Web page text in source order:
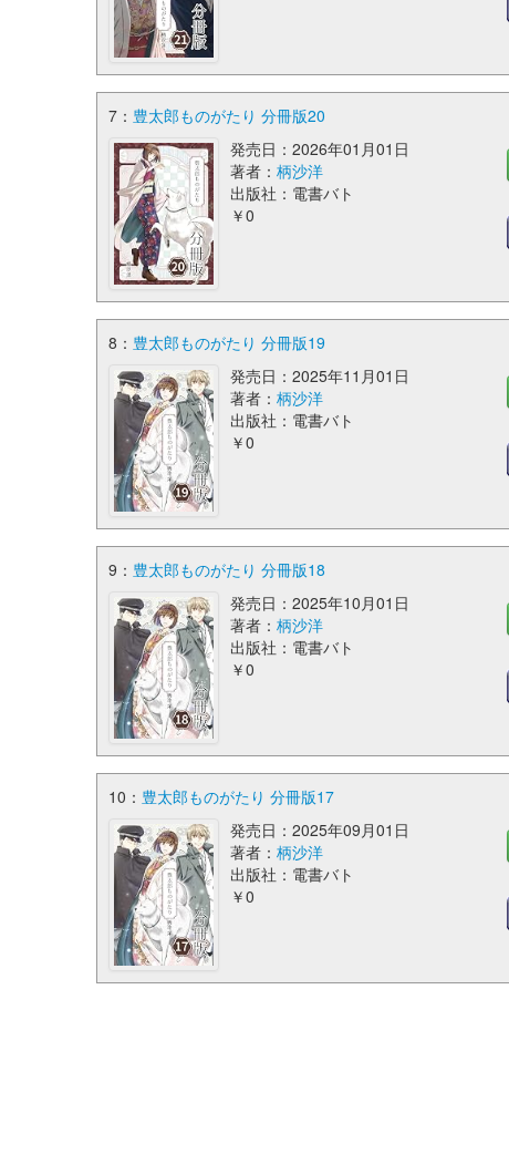
7： 豊太郎ものがたり 分冊版20
発売日：2026年01月01日
著者：柄沙洋
出版社：電書バト
￥0
8： 豊太郎ものがたり 分冊版19
発売日：2025年11月01日
著者：柄沙洋
出版社：電書バト
￥0
9： 豊太郎ものがたり 分冊版18
発売日：2025年10月01日
著者：柄沙洋
出版社：電書バト
￥0
10： 豊太郎ものがたり 分冊版17
発売日：2025年09月01日
著者：柄沙洋
出版社：電書バト
￥0